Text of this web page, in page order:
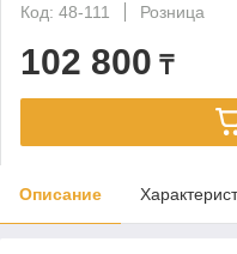
Код: 48-111
Розница
102 800 ₸
Описание